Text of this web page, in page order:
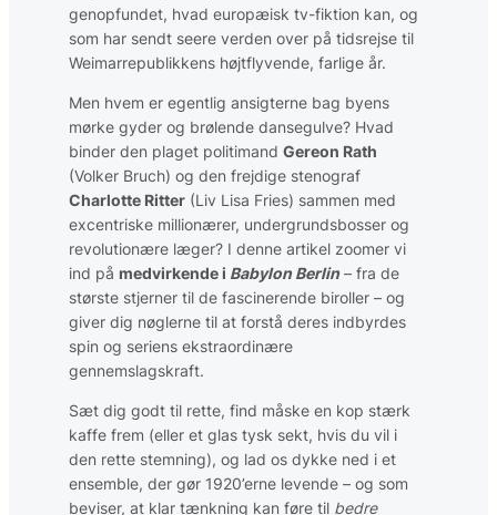
genopfundet, hvad europæisk tv-fiktion kan, og
som har sendt seere verden over på tidsrejse til
Weimarrepublikkens højtflyvende, farlige år.
Men hvem er egentlig ansigterne bag byens
mørke gyder og brølende dansegulve? Hvad
binder den plaget politimand Gereon Rath
(Volker Bruch) og den frejdige stenograf
Charlotte Ritter (Liv Lisa Fries) sammen med
excentriske millionærer, undergrunds­bosser og
revolutionære læger? I denne artikel zoomer vi
ind på medvirkende i Babylon Berlin– fra de
største stjerner til de fascinerende biroller – og
giver dig nøglerne til at forstå deres indbyrdes
spin og seriens ekstraordinære
gennemslagskraft.
Sæt dig godt til rette, find måske en kop stærk
kaffe frem (eller et glas tysk sekt, hvis du vil i
den rette stemning), og lad os dykke ned i et
ensemble, der gør 1920’erne levende – og som
beviser, at klar tænkning kan føre til bedre